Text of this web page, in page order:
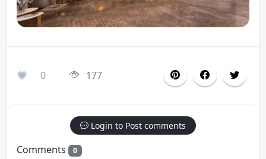
0 177
Login to Post comments
Comments 0